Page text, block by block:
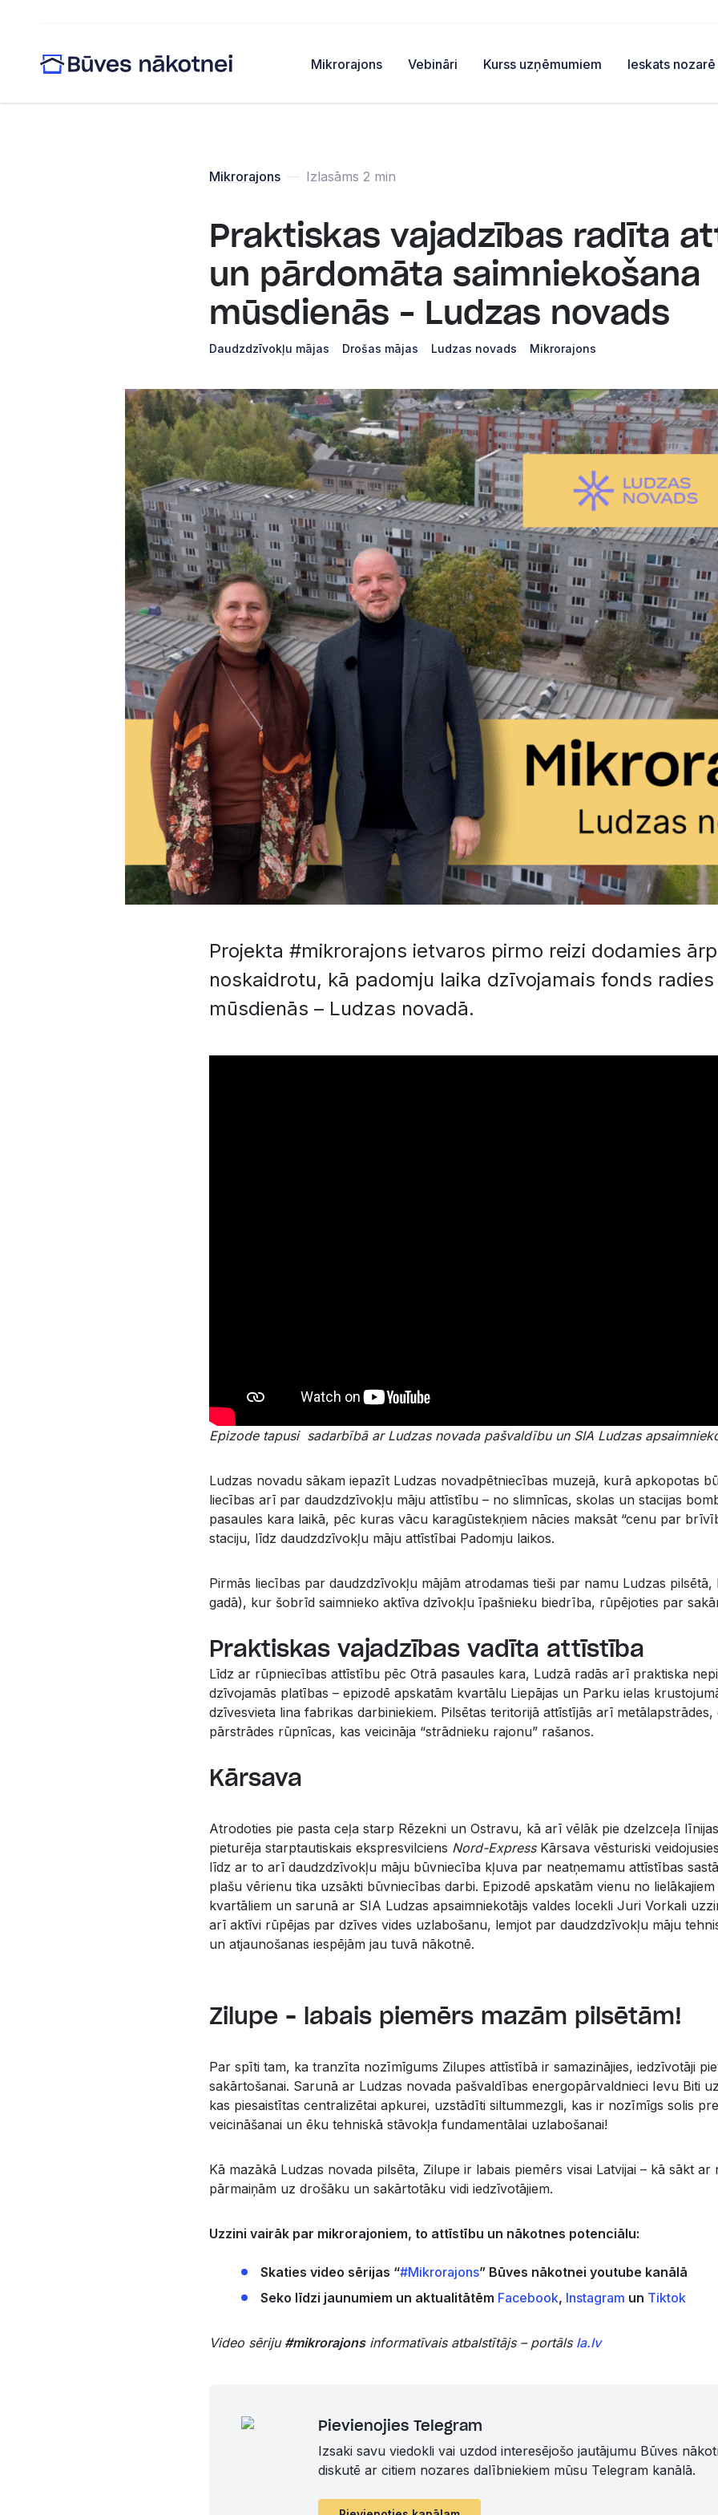
Mikrorajons Vebināri Kurss uzņēmumiem Ieskats nozarē
Mikrorajons Izlasāms 2 min
Praktiskas vajadzības radīta
un pārdomāta saimniekošana
mūsdienās – Ludzas novads
Daudzdzīvokļu mājas Drošas mājas Ludzas novads Mikrorajons
Projekta #mikrorajons ietvaros pirmo reizi dodamies
noskaidrotu, kā padomju laika dzīvojamais fonds
mūsdienās – Ludzas novadā.
Epizode tapusi sadarbībā ar Ludzas novada pašvaldību un SIA Ludzas
Ludzas novadu sākam iepazīt Ludzas novadpētniecības muzejā, kurā apkopotas
liecības arī par daudzdzīvokļu māju attīstību – no slimnīcas, skolas un stacijas
pasaules kara laikā, pēc kuras vācu karagūstekņiem nācies maksāt “cenu par
staciju, līdz daudzdzīvokļu māju attīstībai Padomju laikos.
Pirmās liecības par daudzdzīvokļu mājām atrodamas tieši par namu Ludzas pilsētā,
gadā), kur šobrīd saimnieko aktīva dzīvokļu īpašnieku biedrība, rūpējoties par
Praktiskas vajadzības vadīta attīstība
Līdz ar rūpniecības attīstību pēc Otrā pasaules kara, Ludzā radās arī praktiska
dzīvojamās platības – epizodē apskatām kvartālu Liepājas un Parku ielas
dzīvesvieta lina fabrikas darbiniekiem. Pilsētas teritorijā attīstījās arī metālapstrādes,
pārstrādes rūpnīcas, kas veicināja “strādnieku rajonu” rašanos.
Kārsava
Atrodoties pie pasta ceļa starp Rēzekni un Ostravu, kā arī vēlāk pie dzelzceļa
pieturēja starptautiskais ekspresvilciens Nord-Express Kārsava vēsturiski
līdz ar to arī daudzdzīvokļu māju būvniecība kļuva par neatņemamu attīstības
plašu vērienu tika uzsākti būvniecības darbi. Epizodē apskatām vienu no lielākajiem
kvartāliem un sarunā ar SIA Ludzas apsaimniekotājs valdes locekli Juri Vorkali
arī aktīvi rūpējas par dzīves vides uzlabošanu, lemjot par daudzdzīvokļu māju
un atjaunošanas iespējām jau tuvā nākotnē.
Zilupe – labais piemērs mazām pilsētām!
Par spīti tam, ka tranzīta nozīmīgums Zilupes attīstībā ir samazinājies, iedzīvotāji
sakārtošanai. Sarunā ar Ludzas novada pašvaldības energopārvaldnieci Ievu Biti
kas piesaistītas centralizētai apkurei, uzstādīti siltummezgli, kas ir nozīmīgs solis
veicināšanai un ēku tehniskā stāvokļa fundamentālai uzlabošanai!
Kā mazākā Ludzas novada pilsēta, Zilupe ir labais piemērs visai Latvijai – kā sākt
pārmaiņām uz drošāku un sakārtotāku vidi iedzīvotājiem.
Uzzini vairāk par mikrorajoniem, to attīstību un nākotnes potenciālu:
Skaties video sērijas “#Mikrorajons” Būves nākotnei youtube kanālā
Seko līdzi jaunumiem un aktualitātēm Facebook, Instagram un Tiktok
Video sēriju #mikrorajonsinformatīvais atbalstītājs – portāls la.lv
Pievienojies Telegram
Izsaki savu viedokli vai uzdod interesējošo jautājumu Būves
diskutē ar citiem nozares dalībniekiem mūsu Telegram kanālā.